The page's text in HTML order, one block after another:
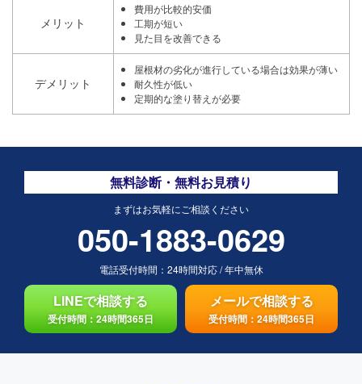
メリット
費用が比較的安価
工期が短い
見た目を改善できる
デメリット
屋根材の劣化が進行している場合は効果が薄い
耐久性が低い
定期的な塗り替えが必要
無料診断・無料お見積り
まずはお気軽にご相談ください
050-1883-0629
電話受付時間： 24時間対応/年中無休
LINEで相談する
受付時間：24時間365日
メールで相談する
受付時間：24時間365日